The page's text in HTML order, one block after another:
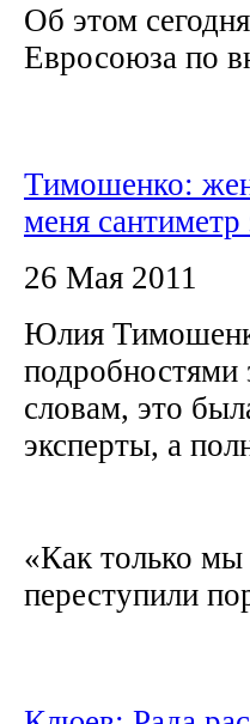
Об этом
Евросоюза по
Тимошенко:
меня
26 Мая 2011
Юлия
подробностями
словам, это
эксперты, а
«Как только
переступили